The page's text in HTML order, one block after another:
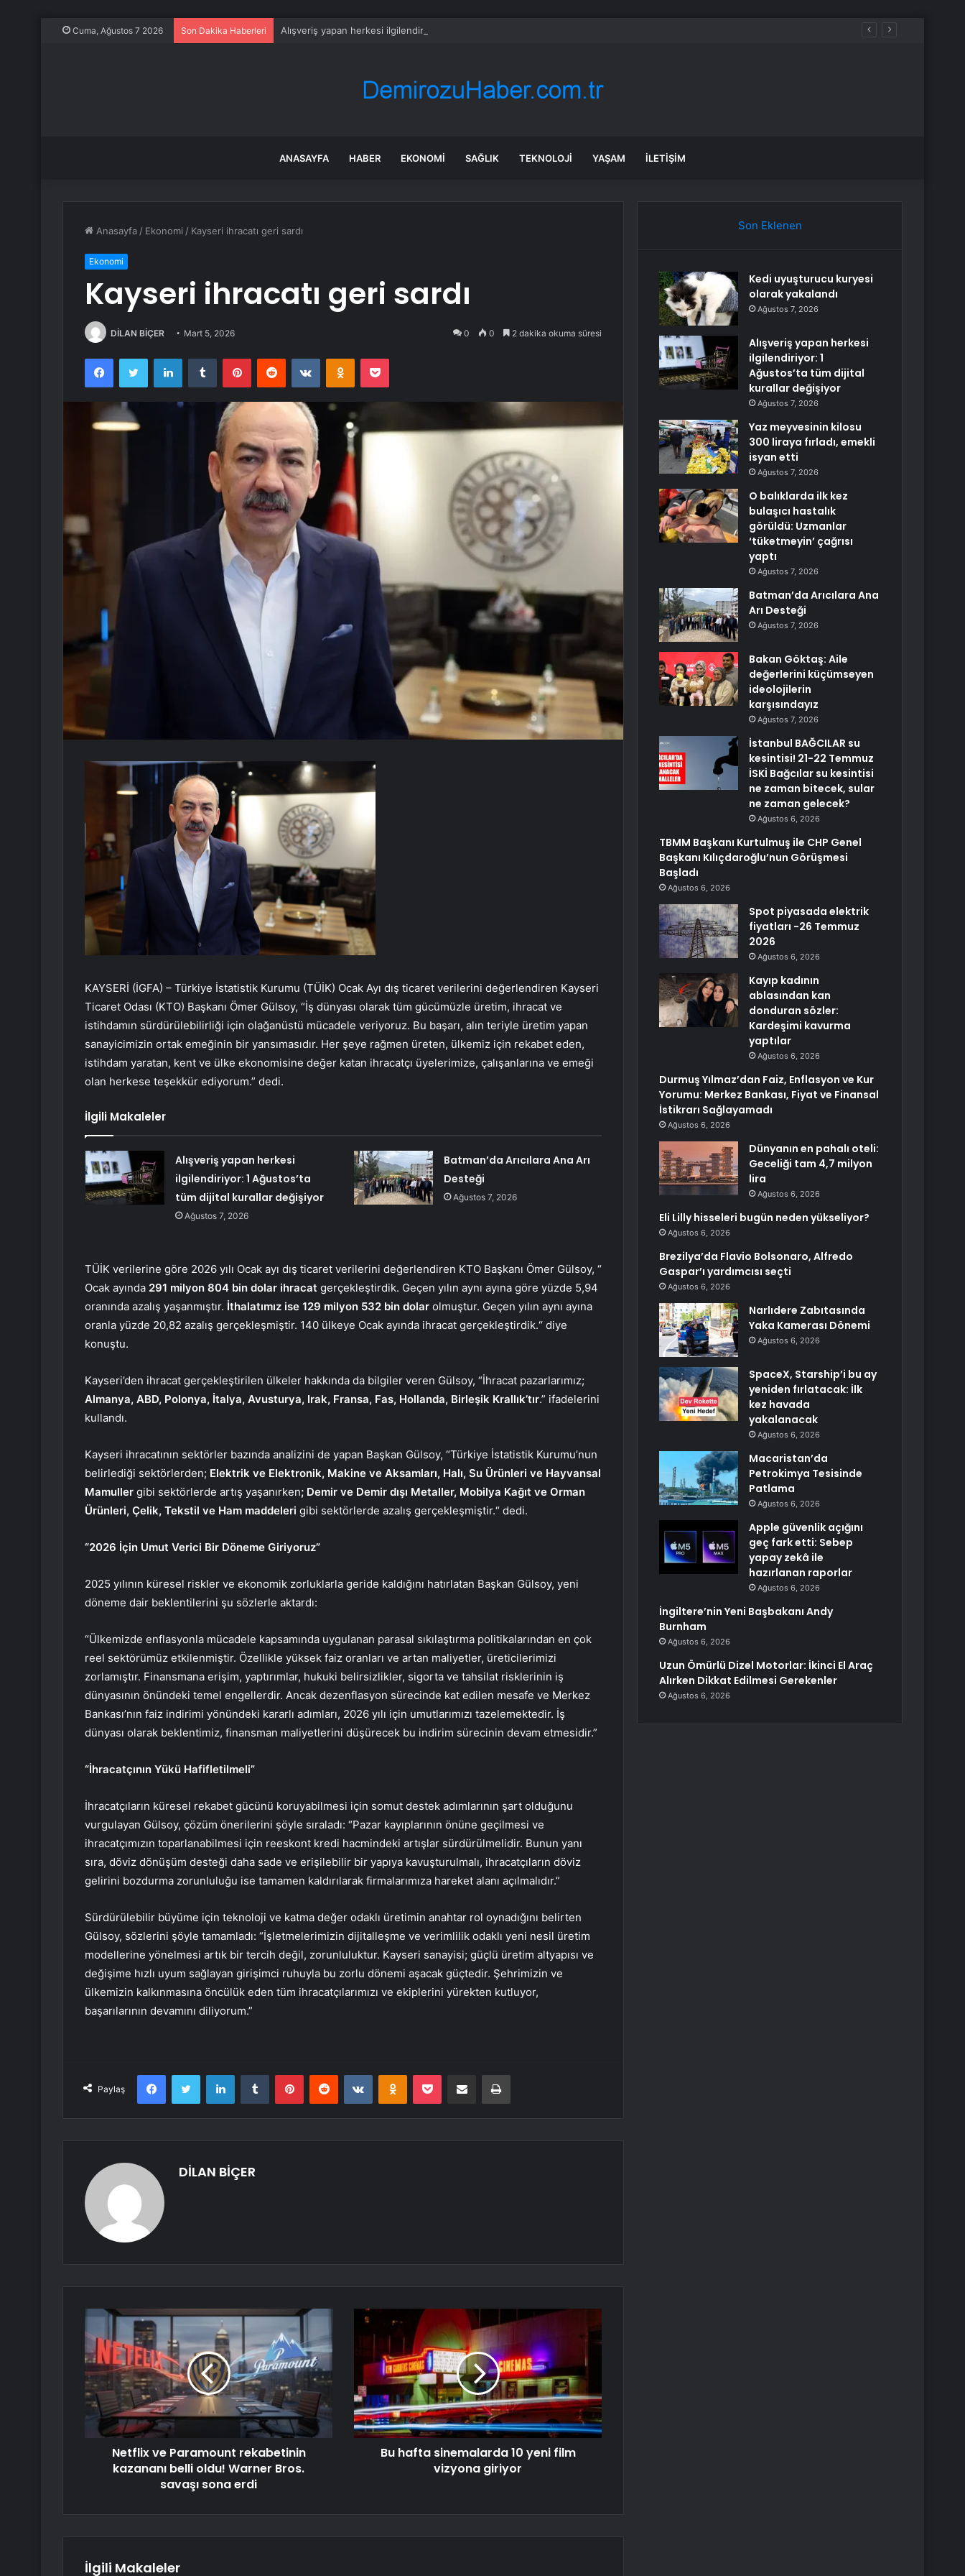
Cuma, Ağustos 7 2026 Son Dakika Haberleri Alışveriş yapan herkesi ilgilendiriyor: 1 Ağustos’ta tüm dijital kurallar değişiyor
ANASAYFA HABER EKONOMI SAĞLIK TEKNOLOJI YAŞAM İLETIŞIM
Anasayfa / Ekonomi / Kayseri ihracatı geri sardı
Ekonomi
Kayseri ihracatı geri sardı
DİLAN BİÇER Mart 5, 2026 0 0 2 dakika okuma süresi
FacebookTwitter LinkedInTumblr PinterestReddit VKontakteOdnoklassniki
Pocket
KAYSERİ (İGFA) – Türkiye İstatistik Kurumu (TÜİK) Ocak Ayı dış ticaret verilerini değerlendiren Kayseri
Ticaret Odası (KTO) Başkanı Ömer Gülsoy, “İş dünyası olarak tüm gücümüzle üretim, ihracat ve
istihdamın sürdürülebilirliği için olağanüstü mücadele veriyoruz. Bu başarı, alın teriyle üretim yapan
sanayicimizin ortak emeğinin bir yansımasıdır. Her şeye rağmen üreten, ülkemiz için rekabet eden,
istihdam yaratan, kent ve ülke ekonomisine değer katan ihracatçı üyelerimize, çalışanlarına ve emeği
olan herkese teşekkür ediyorum.” dedi.
İlgili Makaleler
Alışveriş yapan herkesi
ilgilendiriyor: 1 Ağustos’ta
tüm dijital kurallar değişiyor
Ağustos 7, 2026
Batman’da Arıcılara Ana Arı
Desteği
Ağustos 7, 2026
TÜİK verilerine göre 2026 yılı Ocak ayı dış ticaret verilerini değerlendiren KTO Başkanı Ömer Gülsoy, “
Ocak ayında 291 milyon 804 bin dolar ihracat gerçekleştirdik. Geçen yılın aynı ayına göre yüzde 5,94
oranında azalış yaşanmıştır. İthalatımız ise 129 milyon 532 bin dolar olmuştur. Geçen yılın aynı ayına
oranla yüzde 20,82 azalış gerçekleşmiştir. 140 ülkeye Ocak ayında ihracat gerçekleştirdik.“ diye
konuştu.
Kayseri’den ihracat gerçekleştirilen ülkeler hakkında da bilgiler veren Gülsoy, “İhracat pazarlarımız;
Almanya, ABD, Polonya, İtalya, Avusturya, Irak, Fransa, Fas, Hollanda, Birleşik Krallık’tır.” ifadelerini
kullandı.
Kayseri ihracatının sektörler bazında analizini de yapan Başkan Gülsoy, “Türkiye İstatistik Kurumu’nun
belirlediği sektörlerden; Elektrik ve Elektronik, Makine ve Aksamları, Halı, Su Ürünleri ve Hayvansal
Mamuller gibi sektörlerde artış yaşanırken; Demir ve Demir dışı Metaller, Mobilya Kağıt ve Orman
Ürünleri, Çelik, Tekstil ve Ham maddeleri gibi sektörlerde azalış gerçekleşmiştir.“ dedi.
“2026 İçin Umut Verici Bir Döneme Giriyoruz”
2025 yılının küresel riskler ve ekonomik zorluklarla geride kaldığını hatırlatan Başkan Gülsoy, yeni
döneme dair beklentilerini şu sözlerle aktardı:
“Ülkemizde enflasyonla mücadele kapsamında uygulanan parasal sıkılaştırma politikalarından en çok
reel sektörümüz etkilenmiştir. Özellikle yüksek faiz oranları ve artan maliyetler, üreticilerimizi
zorlamıştır. Finansmana erişim, yaptırımlar, hukuki belirsizlikler, sigorta ve tahsilat risklerinin iş
dünyasının önündeki temel engellerdir. Ancak dezenflasyon sürecinde kat edilen mesafe ve Merkez
Bankası’nın faiz indirimi yönündeki kararlı adımları, 2026 yılı için umutlarımızı tazelemektedir. İş
dünyası olarak beklentimiz, finansman maliyetlerini düşürecek bu indirim sürecinin devam etmesidir.”
“İhracatçının Yükü Hafifletilmeli”
İhracatçıların küresel rekabet gücünü koruyabilmesi için somut destek adımlarının şart olduğunu
vurgulayan Gülsoy, çözüm önerilerini şöyle sıraladı: “Pazar kayıplarının önüne geçilmesi ve
ihracatçımızın toparlanabilmesi için reeskont kredi hacmindeki artışlar sürdürülmelidir. Bunun yanı
sıra, döviz dönüşüm desteği daha sade ve erişilebilir bir yapıya kavuşturulmalı, ihracatçıların döviz
gelirini bozdurma zorunluluğu ise tamamen kaldırılarak firmalarımıza hareket alanı açılmalıdır.”
Sürdürülebilir büyüme için teknoloji ve katma değer odaklı üretimin anahtar rol oynadığını belirten
Gülsoy, sözlerini şöyle tamamladı: “İşletmelerimizin dijitalleşme ve verimlilik odaklı yeni nesil üretim
modellerine yönelmesi artık bir tercih değil, zorunluluktur. Kayseri sanayisi; güçlü üretim altyapısı ve
değişime hızlı uyum sağlayan girişimci ruhuyla bu zorlu dönemi aşacak güçtedir. Şehrimizin ve
ülkemizin kalkınmasına öncülük eden tüm ihracatçılarımızı ve ekiplerini yürekten kutluyor,
başarılarının devamını diliyorum.”
Paylaş
FacebookTwitter LinkedInTumblr PinterestReddit VKontakteOdnoklassniki
Pocket E-Posta ile paylaş Yazdır
DİLAN BİÇER
Netflix ve Paramount rekabetinin
kazananı belli oldu! Warner Bros.
savaşı sona erdi
Bu hafta sinemalarda 10 yeni film
vizyona giriyor
İlgili Makaleler
Son Eklenen
Kedi uyuşturucu kuryesi
olarak yakalandı
Ağustos 7, 2026
Alışveriş yapan herkesi
ilgilendiriyor: 1
Ağustos’ta tüm dijital
kurallar değişiyor
Ağustos 7, 2026
Yaz meyvesinin kilosu
300 liraya fırladı, emekli
isyan etti
Ağustos 7, 2026
O balıklarda ilk kez
bulaşıcı hastalık
görüldü: Uzmanlar
‘tüketmeyin’ çağrısı
yaptı
Ağustos 7, 2026
Batman’da Arıcılara Ana
Arı Desteği
Ağustos 7, 2026
Bakan Göktaş: Aile
değerlerini küçümseyen
ideolojilerin
karşısındayız
Ağustos 7, 2026
İstanbul BAĞCILAR su
kesintisi! 21-22 Temmuz
İSKİ Bağcılar su kesintisi
ne zaman bitecek, sular
ne zaman gelecek?
Ağustos 6, 2026
TBMM Başkanı Kurtulmuş ile CHP Genel
Başkanı Kılıçdaroğlu’nun Görüşmesi
Başladı
Ağustos 6, 2026
Spot piyasada elektrik
fiyatları -26 Temmuz
2026
Ağustos 6, 2026
Kayıp kadının
ablasından kan
donduran sözler:
Kardeşimi kavurma
yaptılar
Ağustos 6, 2026
Durmuş Yılmaz’dan Faiz, Enflasyon ve Kur
Yorumu: Merkez Bankası, Fiyat ve Finansal
İstikrarı Sağlayamadı
Ağustos 6, 2026
Dünyanın en pahalı oteli:
Geceliği tam 4,7 milyon
lira
Ağustos 6, 2026
Eli Lilly hisseleri bugün neden yükseliyor?
Ağustos 6, 2026
Brezilya’da Flavio Bolsonaro, Alfredo
Gaspar’ı yardımcısı seçti
Ağustos 6, 2026
Narlıdere Zabıtasında
Yaka Kamerası Dönemi
Ağustos 6, 2026
SpaceX, Starship’i bu ay
yeniden fırlatacak: İlk
kez havada
yakalanacak
Ağustos 6, 2026
Macaristan’da
Petrokimya Tesisinde
Patlama
Ağustos 6, 2026
Apple güvenlik açığını
geç fark etti: Sebep
yapay zekâ ile
hazırlanan raporlar
Ağustos 6, 2026
İngiltere’nin Yeni Başbakanı Andy
Burnham
Ağustos 6, 2026
Uzun Ömürlü Dizel Motorlar: İkinci El Araç
Alırken Dikkat Edilmesi Gerekenler
Ağustos 6, 2026